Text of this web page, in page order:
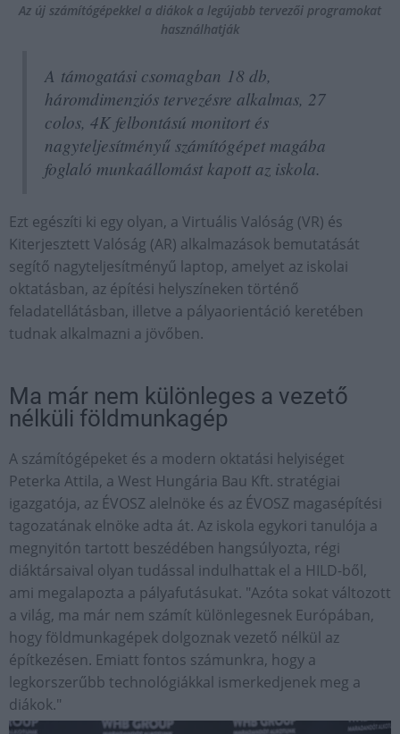
Az új számítógépekkel a diákok a legújabb tervezői programokat
használhatják
A támogatási csomagban 18 db,
háromdimenziós tervezésre alkalmas, 27
colos, 4K felbontású monitort és
nagyteljesítményű számítógépet magába
foglaló munkaállomást kapott az iskola.
Ezt egészíti ki egy olyan, a Virtuális Valóság (VR) és
Kiterjesztett Valóság (AR) alkalmazások bemutatását
segítő nagyteljesítményű laptop, amelyet az iskolai
oktatásban, az építési helyszíneken történő
feladatellátásban, illetve a pályaorientáció keretében
tudnak alkalmazni a jövőben.
Ma már nem különleges a vezető
nélküli földmunkagép
A számítógépeket és a modern oktatási helyiséget
Peterka Attila, a West Hungária Bau Kft. stratégiai
igazgatója, az ÉVOSZ alelnöke és az ÉVOSZ magasépítési
tagozatának elnöke adta át. Az iskola egykori tanulója a
megnyitón tartott beszédében hangsúlyozta, régi
diáktársaival olyan tudással indulhattak el a HILD-ből,
ami megalapozta a pályafutásukat. "Azóta sokat változott
a világ, ma már nem számít különlegesnek Európában,
hogy földmunkagépek dolgoznak vezető nélkül az
építkezésen. Emiatt fontos számunkra, hogy a
legkorszerűbb technológiákkal ismerkedjenek meg a
diákok."